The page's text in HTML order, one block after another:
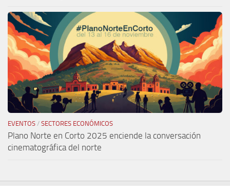
EVENTOS / SECTORES ECONÓMICOS
Plano Norte en Corto 2025 enciende la conversación
cinematográfica del norte